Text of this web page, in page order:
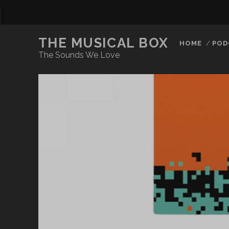
THE MUSICAL BOX
The Sounds We Love
HOME